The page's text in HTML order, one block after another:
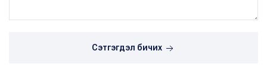
Сэтгэгдэл бичих